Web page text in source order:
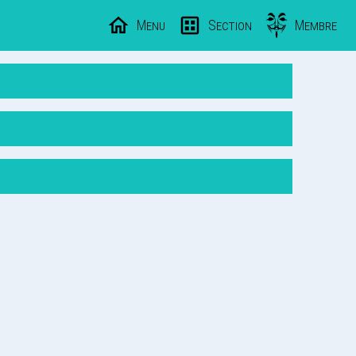
Menu Section Membre